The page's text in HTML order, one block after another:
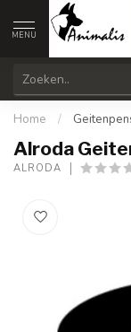
MENU
Home /
Alroda
ALRODA